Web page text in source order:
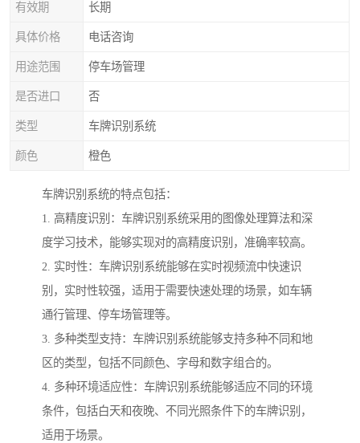
有效期 长期
具体价格 电话咨询
用途范围 停车场管理
是否进口 否
类型 车牌识别系统
颜色 橙色
车牌识别系统的特点包括：
1. 高精度识别：车牌识别系统采用的图像处理算法和深
度学习技术，能够实现对的高精度识别，准确率较高。
2. 实时性：车牌识别系统能够在实时视频流中快速识
别，实时性较强，适用于需要快速处理的场景，如车辆
通行管理、停车场管理等。
3. 多种类型支持：车牌识别系统能够支持多种不同和地
区的类型，包括不同颜色、字母和数字组合的。
4. 多种环境适应性：车牌识别系统能够适应不同的环境
条件，包括白天和夜晚、不同光照条件下的车牌识别，
适用于场景。